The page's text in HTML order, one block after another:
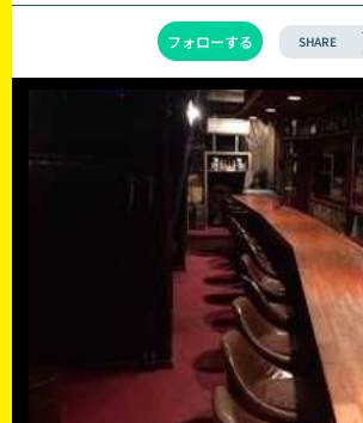
フォローする SHARE